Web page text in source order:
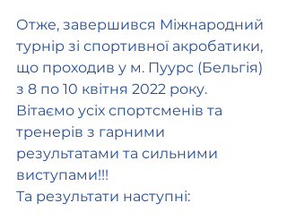
Отже, завершився Міжнародний
турнір зі спортивної акробатики,
що проходив у м. Пуурс (Бельгія)
з 8 по 10 квітня 2022 року.
Вітаємо усіх спортсменів та
тренерів з гарними
результатами та сильними
виступами!!!
Та результати наступні: